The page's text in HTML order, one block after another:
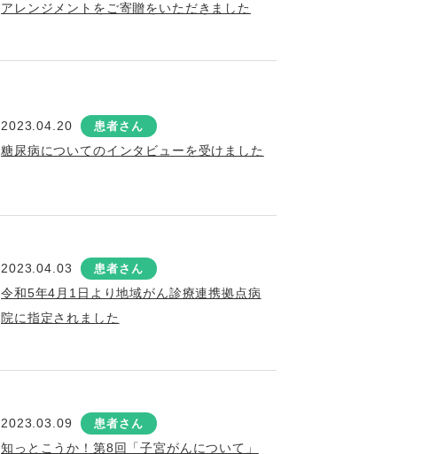
アレンジメントをご寄贈をいただきました
2023.04.20 患者さん
糖尿病についてのインタビューを受けました
2023.04.03 患者さん
令和5年4月1日より地域がん診療連携拠点病
院に指定されました
2023.03.09 患者さん
知っとこうか！第8回「子宮がんについて」